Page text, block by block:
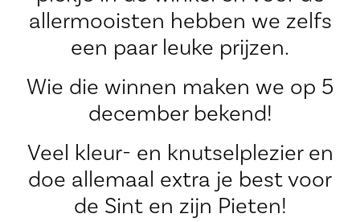
allermooisten hebben we zelfs
een paar leuke prijzen.
Wie die winnen maken we op 5
december bekend!
Veel kleur- en knutselplezier en
doe allemaal extra je best voor
de Sint en zijn Pieten!